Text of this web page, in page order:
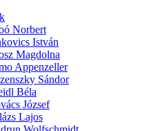
Nor­bert
Ist­ván
Mag­dol­na
Ap­pen­zel­ler
Sán­dor
Bé­la
Jó­zsef
La­jos